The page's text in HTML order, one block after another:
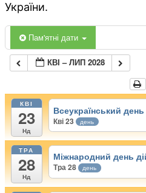
України.
Пам'ятні дати
КВІ – ЛИП 2028
КВІ
23
Нд
Всеукраїнський
Кві 23 день
ТРА
28
Нд
Міжнародний день
Тра 28 день